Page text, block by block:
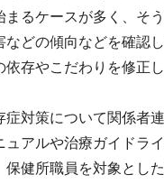
るケースが多く、そ
どの傾向などを確認
依存やこだわりを修正
対策について関係者
アルや治療ガイドラ
保健所職員を対象とし